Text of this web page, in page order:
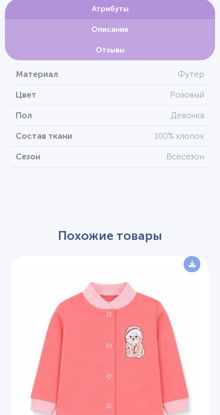
Атрибуты
Описание
Отзывы
Материал Футер
Цвет Розовый
Пол Девочка
Состав ткани 100% хлопок
Сезон Всесезон
Похожие товары